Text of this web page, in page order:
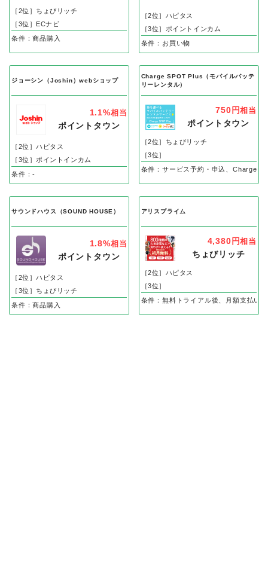
［2位］ちょびリッチ
［3位］ECナビ
条件：商品購入
［2位］ハピタス
［3位］ポイントインカム
条件：お買い物
ジョーシン（Joshin）webショップ
1.1%相当
ポイントタウン
［2位］ハピタス
［3位］ポイントインカム
条件：-
Charge SPOT Plus（モバイルバッテ
リーレンタル）
750円相当
ポイントタウン
［2位］ちょびリッチ
［3位］
条件：サービス予約・申込、Charge
サウンドハウス（SOUND HOUSE）
1.8%相当
ポイントタウン
［2位］ハピタス
［3位］ちょびリッチ
条件：商品購入
アリスプライム
4,380円相当
ちょびリッチ
［2位］ハピタス
［3位］
条件：無料トライアル後、月額支払い